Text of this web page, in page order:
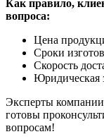
Как правило,
вопроса:
Цена
Сроки
Скорость
Юридическая
Эксперты компании
готовы
вопросам!